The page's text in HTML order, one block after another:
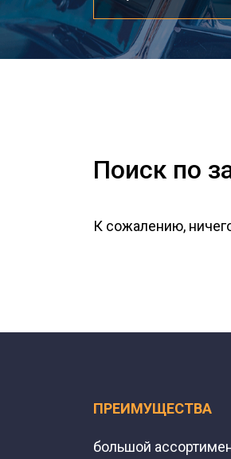
Поиск по
К сожалению,
ПРЕИМУЩЕСТВА
большой